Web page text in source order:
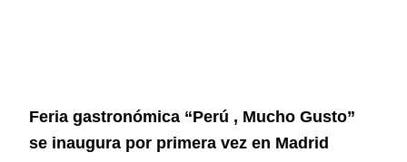
Feria gastronómica “Perú , Mucho Gusto”
se inaugura por primera vez en Madrid